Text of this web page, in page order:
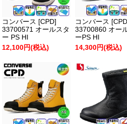
コンバース [CPD]
33700571 オールスタ
ー PS HI
12,100円(税込)
コンバース
33700860 オー
ーPS HI
14,300円(税込)